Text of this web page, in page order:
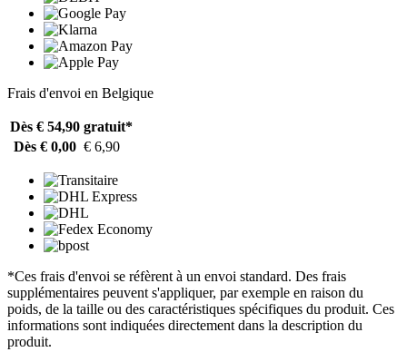
Frais d'envoi en Belgique
Dès € 54,90 gratuit*
Dès € 0,00 € 6,90
*Ces frais d'envoi se réfèrent à un envoi standard. Des frais
supplémentaires peuvent s'appliquer, par exemple en raison du
poids, de la taille ou des caractéristiques spécifiques du produit. Ces
informations sont indiquées directement dans la description du
produit.